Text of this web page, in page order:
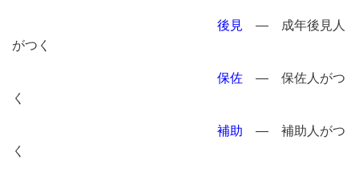
後見 ― 成年後見人
がつく
保佐 ― 保佐人がつ
く
補助 ― 補助人がつ
く